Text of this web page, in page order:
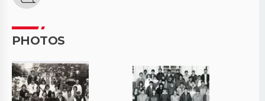
PHOTOS